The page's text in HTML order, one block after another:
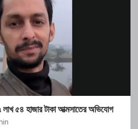
৫৪ হাজার টাকা আত্মসাতের অভিযোগ